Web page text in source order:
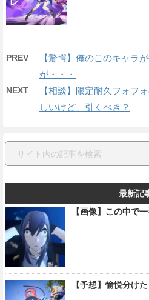
PREV
【驚愕】俺のこのキャラ
が・・・
NEXT
【相談】限定耐久フォフ
しいけど、引くべき？
最新記
【画像】この中で
【予想】愉悦分け